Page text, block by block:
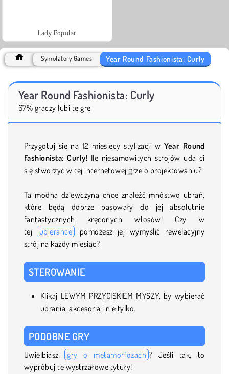
Lady Popular
Symulatory Games Year Round Fashionista: Curly
Year Round Fashionista: Curly
67% graczy lubi tę grę
Przygotuj się na 12 miesięcy stylizacji wYear Round
Fashionista: Curly! Ile niesamowitych strojów uda ci
się stworzyć w tej internetowej grze o projektowaniu?
Ta modna dziewczyna chce znaleźć mnóstwo ubrań,
które będą dobrze pasowały do jej absolutnie
fantastycznych kręconych włosów! Czy w
tej
ubierance
pomożesz jej wymyślić rewelacyjny
strój na każdy miesiąc?
STEROWANIE
Klikaj LEWYM PRZYCISKIEM MYSZY, by wybierać
ubrania, akcesoria i nie tylko.
PODOBNE GRY
Uwielbiasz gry o metamorfozach ? Jeśli tak, to
wypróbuj te wystrzałowe tytuły!